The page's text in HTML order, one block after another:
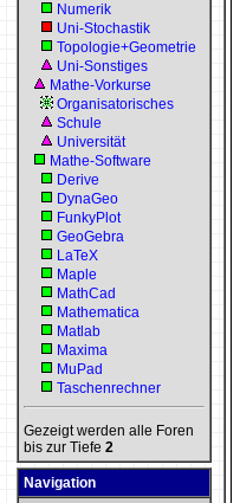
Numerik
Uni-Stochastik
Topologie+Geometrie
Uni-Sonstiges
Mathe-Vorkurse
Organisatorisches
Schule
Universität
Mathe-Software
Derive
DynaGeo
FunkyPlot
GeoGebra
LaTeX
Maple
MathCad
Mathematica
Matlab
Maxima
MuPad
Taschenrechner
Gezeigt werden alle Foren
bis zur Tiefe 2
Navigation